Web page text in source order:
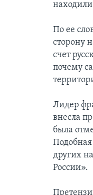
По ее
сторону
счет
почему
Лидер
внесла
была
других
России».